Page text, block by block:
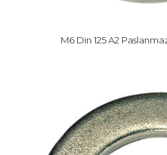
M6 Din 125 A2